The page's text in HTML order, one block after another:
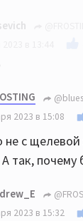
странно... В
упомянуто,
2023 в 15:08
не с щелевой
так, почему
2023 в 15:32